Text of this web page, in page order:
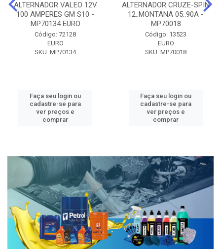
ALTERNADOR VALEO 12V
100 AMPERES GM S10 -
MP70134 EURO
Código: 72128
EURO
SKU: MP70134
Faça seu login ou
cadastre-se para
ver preços e
comprar
ALTERNADOR CRUZE-SPIN
12..MONTANA 05..90A -
MP70018
Código: 13523
EURO
SKU: MP70018
Faça seu login ou
cadastre-se para
ver preços e
comprar